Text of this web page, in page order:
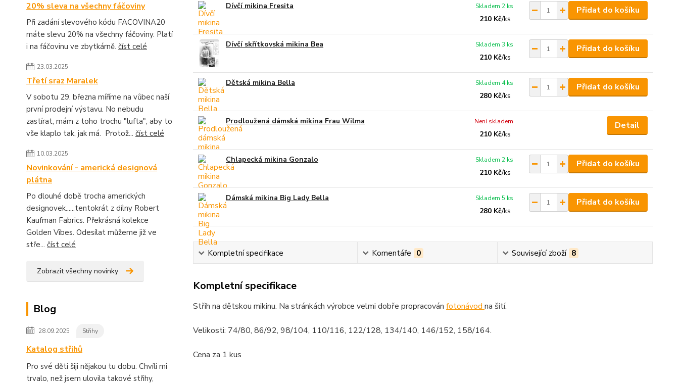
20% sleva na všechny fáčoviny
Při zadání slevového kódu FACOVINA20
máte slevu 20% na všechny fáčoviny. Platí
i na fáčovinu ve zbytkárně. číst celé
23.03.2025
Třetí sraz Maralek
V sobotu 29. března míříme na vůbec naší
první prodejní výstavu. No nebudu
zastírat, mám z toho trochu "lufta", aby to
vše klaplo tak, jak má. Protož... číst celé
10.03.2025
Novinkování - americká designová
plátna
Po dlouhé době trocha amerických
designovek......tentokrát z dílny Robert
Kaufman Fabrics. Překrásná kolekce
Golden Vibes. Odesílat můžeme již ve
stře... číst celé
Zobrazit všechny novinky
Blog
28.09.2025 Střihy
Katalog střihů
Pro své děti šiji nějakou tu dobu. Chvíli mi
trvalo, než jsem ulovila takové střihy,
Dívčí mikina Fresita
210 Kč/ks
Skladem 2 ks Přidat do košíku
Dívčí skřítkovská mikina Bea
210 Kč/ks
Skladem 3 ks Přidat do košíku
Dětská mikina Bella
280 Kč/ks
Skladem 4 ks Přidat do košíku
Prodloužená dámská mikina Frau Wilma
210 Kč/ks
Není skladem Detail
Chlapecká mikina Gonzalo
210 Kč/ks
Skladem 2 ks Přidat do košíku
Dámská mikina Big Lady Bella
280 Kč/ks
Skladem 5 ks Přidat do košíku
Kompletní specifikace Komentáře 0 Související zboží 8
Kompletní specifikace
Střih na dětskou mikinu. Na stránkách výrobce velmi dobře propracován fotonávod na šití.
Velikosti: 74/80, 86/92, 98/104, 110/116, 122/128, 134/140, 146/152, 158/164.
Cena za 1 kus